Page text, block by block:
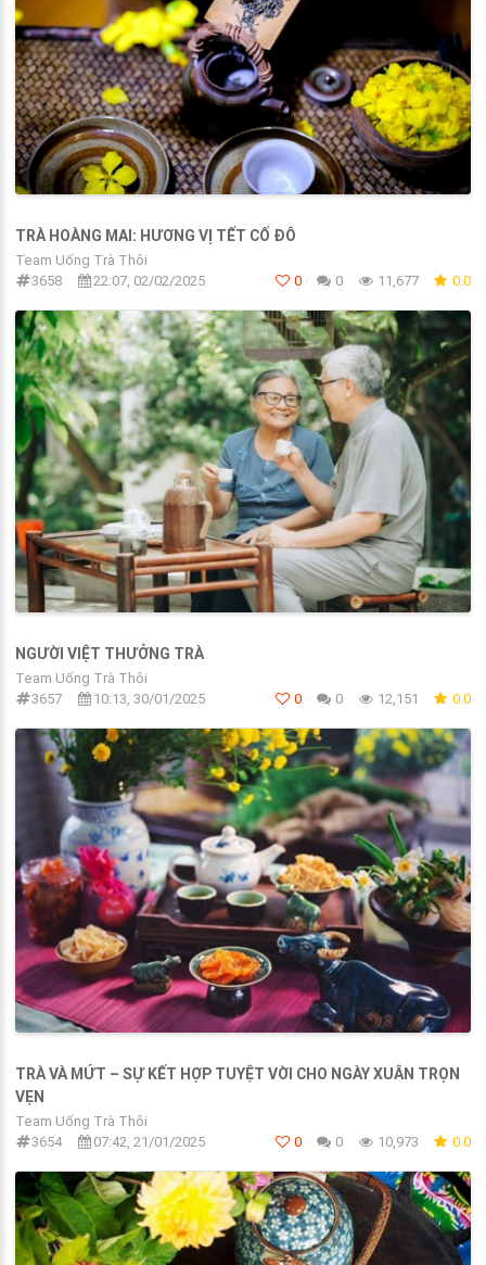
TRÀ HOÀNG MAI: HƯƠNG VỊ TẾT CỐ ĐÔ
Team Uống Trà Thôi
3658
22:07, 02/02/2025 0 0 11,677 0.0
NGƯỜI VIỆT THƯỞNG TRÀ
Team Uống Trà Thôi
3657
10:13, 30/01/2025 0 0 12,151 0.0
TRÀ VÀ MỨT – SỰ KẾT HỢP TUYỆT VỜI CHO NGÀY XUÂN TRỌN
VẸN
Team Uống Trà Thôi
3654
07:42, 21/01/2025 0 0 10,973 0.0